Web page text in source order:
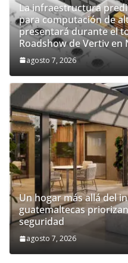
La infraestructura
para computación de
presentará durante el
Roadshow de Vertiv en
agosto 7, 2026
Un hogar más allá del
guatemaltecas
seguridad
agosto 7, 2026